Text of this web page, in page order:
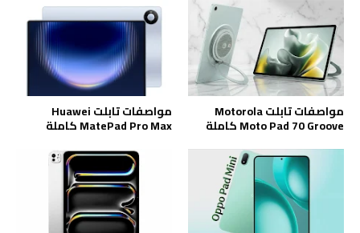
مواصفات تابلت Motorola
Moto Pad 70 Groove كاملة
مواصفات تابلت Huawei
MatePad Pro Max كاملة